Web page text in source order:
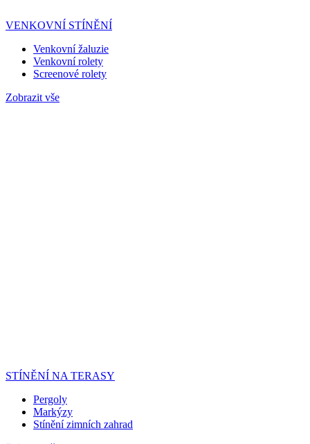
VENKOVNÍ STÍNĚNÍ
Venkovní žaluzie
Venkovní rolety
Screenové rolety
Zobrazit vše
STÍNĚNÍ NA TERASY
Pergoly
Markýzy
Stínění zimních zahrad